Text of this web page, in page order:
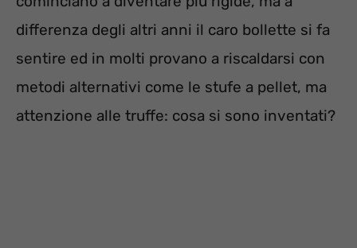
differenza degli altri anni il caro bollette si fa
sentire ed in molti provano a riscaldarsi con
metodi alternativi come le stufe a pellet, ma
attenzione alle truffe: cosa si sono inventati?